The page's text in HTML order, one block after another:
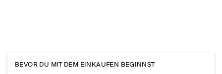
BEVOR DU MIT DEM EINKAUFEN BEGINNST